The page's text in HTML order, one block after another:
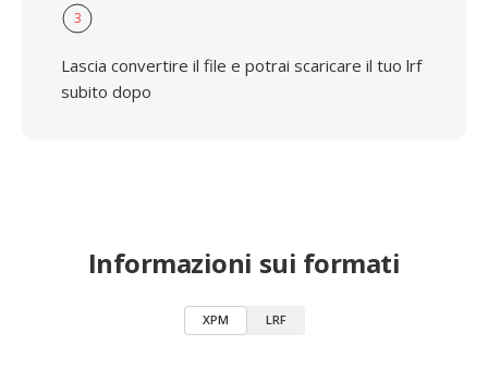
3
Lascia convertire il file e potrai scaricare il tuo lrf
subito dopo
Informazioni sui formati
XPM LRF